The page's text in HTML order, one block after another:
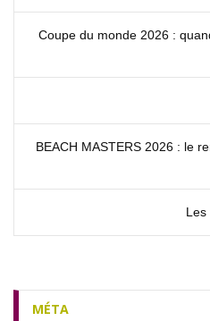
Coupe du monde 2026 :
BEACH MASTERS 2026 : le
Les
MÉTA